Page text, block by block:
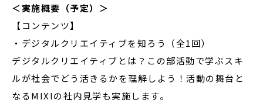
＜実施概要（予定）＞
【コンテンツ】
・デジタルクリエイティブを知ろう（全1回）
デジタルクリエイティブとは？この部活動で学ぶスキ
ルが社会でどう活きるかを理解しよう！活動の舞台と
なるMIXIの社内見学も実施します。